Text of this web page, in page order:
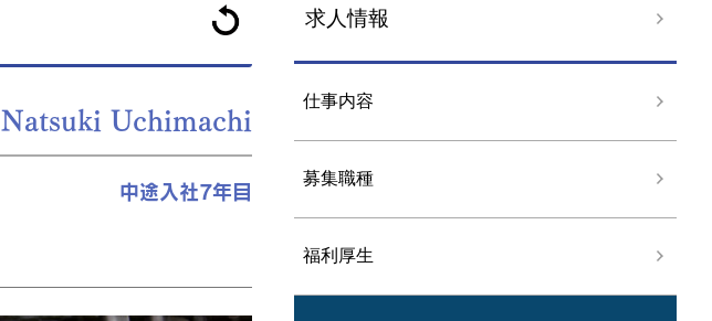
Natsuki Uchimachi
中途入社7年目
求人情報
仕事内容
募集職種
福利厚生